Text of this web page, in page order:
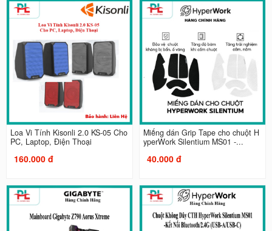
Loa Vi Tính Kisonli 2.0 KS-05 Cho
PC, Laptop, Điện Thoại
160.000 đ
Miếng dán Grip Tape cho chuột H
yperWork Silentium MS01 -...
40.000 đ